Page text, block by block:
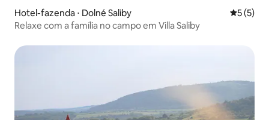
Hotel-fazenda ⋅ Dolné Saliby 5 de
5 (5)
Relaxe com a família no campo em Villa Saliby